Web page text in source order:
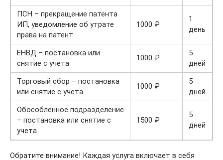
ПСН – прекращение патента
ИП, уведомление об утрате
права на патент
1000 ₽
1
день
ЕНВД – постановка или
снятие с учета
1000 ₽
5
дней
Торговый сбор – постановка
или снятие с учета
1000 ₽
5
дней
Обособленное подразделение
– постановка или снятие с
учета
1500 ₽
5
дней
Обратите внимание! Каждая услуга включает в себя